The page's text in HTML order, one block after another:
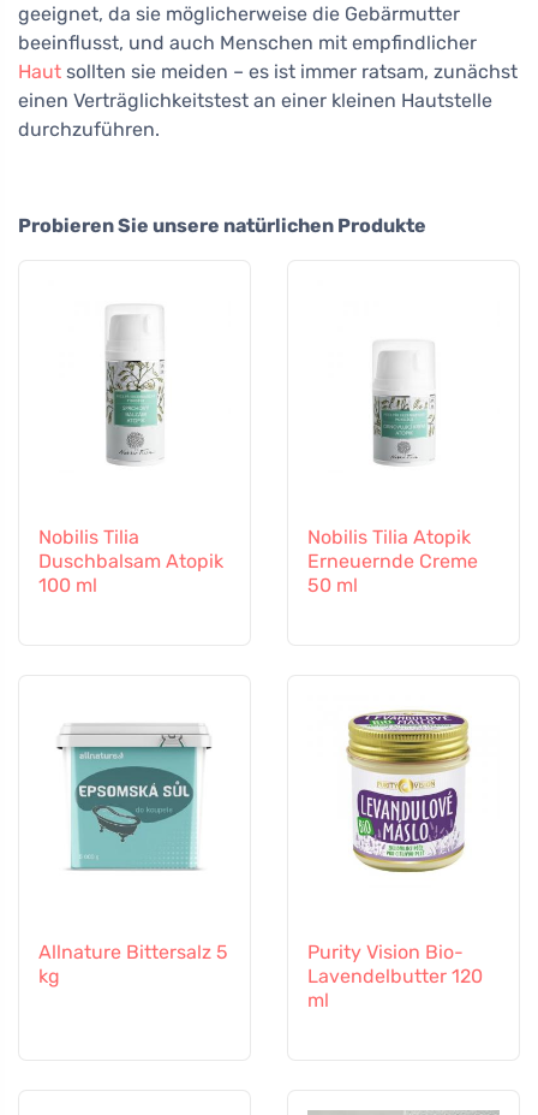
geeignet, da sie möglicherweise die Gebärmutter
beeinflusst, und auch Menschen mit empfindlicher
Haut sollten sie meiden – es ist immer ratsam, zunächst
einen Verträglichkeitstest an einer kleinen Hautstelle
durchzuführen.
Probieren Sie unsere natürlichen Produkte
Nobilis Tilia
Duschbalsam Atopik
100 ml
Nobilis Tilia Atopik
Erneuernde Creme
50 ml
Allnature Bittersalz 5
kg
Purity Vision Bio-
Lavendelbutter 120
ml